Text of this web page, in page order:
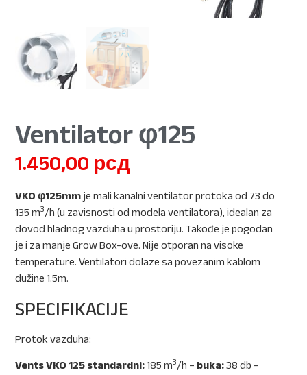
Ventilator φ125
1.450,00 рсд
VKO φ125mm je mali kanalni ventilator protoka od 73 do
135 m3/h (u zavisnosti od modela ventilatora), idealan za
dovod hladnog vazduha u prostoriju. Takođe je pogodan
je i za manje Grow Box-ove. Nije otporan na visoke
temperature. Ventilatori dolaze sa povezanim kablom
dužine 1.5m.
SPECIFIKACIJE
Protok vazduha:
Vents VKO 125 standardni:185 m3/h – buka:38 db –